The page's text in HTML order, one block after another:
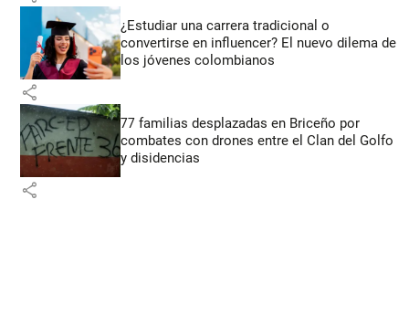
¿Estudiar una carrera tradicional o
convertirse en influencer? El nuevo dilema de
los jóvenes colombianos
share
77 familias desplazadas en Briceño por
combates con drones entre el Clan del Golfo
y disidencias
share